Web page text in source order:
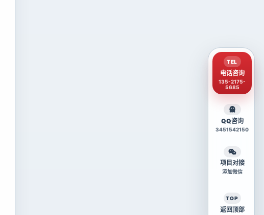
TEL
电话咨询
135-2175-
5685
QQ咨询
3451542150
项目对接
添加微信
TOP
返回顶部